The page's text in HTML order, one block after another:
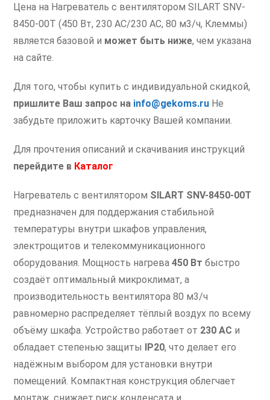
Цена на Нагреватель с вентилятором SILART SNV-
8450-00T (450 Вт, 230 AC/230 AC, 80 м3/ч, Клеммы)
является базовой и может быть ниже, чем указана
на сайте.
Для того, чтобы купить с индивидуальной скидкой,
пришлите Ваш запрос на info@gekoms.ru Не
забудьте приложить карточку Вашей компании.
Для прочтения описаний и скачивания инструкций
перейдите в Каталог
Нагреватель с вентилятором SILART SNV-8450-00T
предназначен для поддержания стабильной
температуры внутри шкафов управления,
электрощитов и телекоммуникационного
оборудования. Мощность нагрева450 Вт быстро
создаёт оптимальный микроклимат, а
производительность вентилятора 80 м3/ч
равномерно распределяет тёплый воздух по всему
объёму шкафа. Устройство работает от 230 AC и
обладает степенью защиты IP20, что делает его
надёжным выбором для установки внутри
помещений. Компактная конструкция облегчает
монтаж, снижает риск конденсата и